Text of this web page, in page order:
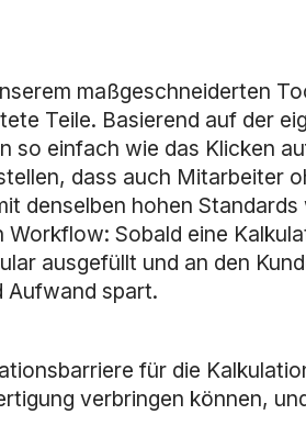
maßgeschneiderten
Teile. Basierend auf der
so einfach wie das Klicken
dass auch Mitarbeiter
denselben hohen
Sobald eine
ausgefüllt und an den
Aufwand spart.
für die
verbringen können,